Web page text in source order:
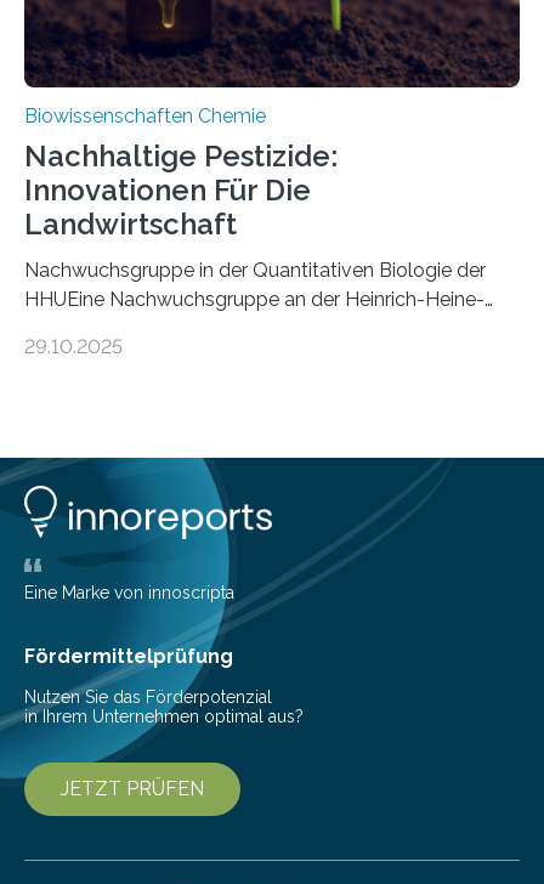
Biowissenschaften Chemie
Nachhaltige Pestizide:
Innovationen Für Die
Landwirtschaft
Nachwuchsgruppe in der Quantitativen Biologie der
HHUEine Nachwuchsgruppe an der Heinrich-Heine-
fünf Jahren erforschen, wie Bakterien auf
Insektenblume. Das Bundesministerium für Forschung,
Technologie und Raumfahrt (BMFTR) fördert das
Projekt im Rahmen der Nationalen
Bioökonomiestrategie mit rund 2,7 Millionen Euro.
Pestizide sind äußerst wichtig, um die globale
Ernährung zu sichern. Ohne sie besteht die weltweite
Gefahr erheblicher…
29.10.2025
Eine Marke von innoscripta
Fördermittelprüfung
Nutzen Sie das Förderpotenzial
in Ihrem Unternehmen optimal aus?
JETZT PRÜFEN